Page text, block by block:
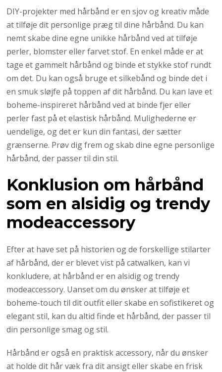
DIY-projekter med hårbånd er en sjov og kreativ måde
at tilføje dit personlige præg til dine hårbånd. Du kan
nemt skabe dine egne unikke hårbånd ved at tilføje
perler, blomster eller farvet stof. En enkel måde er at
tage et gammelt hårbånd og binde et stykke stof rundt
om det. Du kan også bruge et silkebånd og binde det i
en smuk sløjfe på toppen af dit hårbånd. Du kan lave et
boheme-inspireret hårbånd ved at binde fjer eller
perler fast på et elastisk hårbånd. Mulighederne er
uendelige, og det er kun din fantasi, der sætter
grænserne. Prøv dig frem og skab dine egne personlige
hårbånd, der passer til din stil.
Konklusion om hårbånd
som en alsidig og trendy
modeaccessory
Efter at have set på historien og de forskellige stilarter
af hårbånd, der er blevet vist på catwalken, kan vi
konkludere, at hårbånd er en alsidig og trendy
modeaccessory. Uanset om du ønsker at tilføje et
boheme-touch til dit outfit eller skabe en sofistikeret og
elegant stil, kan du altid finde et hårbånd, der passer til
din personlige smag og stil.
Hårbånd er også en praktisk accessory, når du ønsker
at holde dit hår væk fra dit ansigt eller skabe en frisk